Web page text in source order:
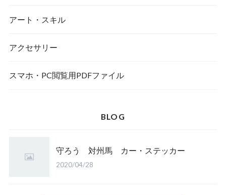
アート・スキル
アクセサリー
スマホ・PC閲覧用PDFファイル
BLOG
守ろう 対州馬 カー・ステッカー
2020/04/28